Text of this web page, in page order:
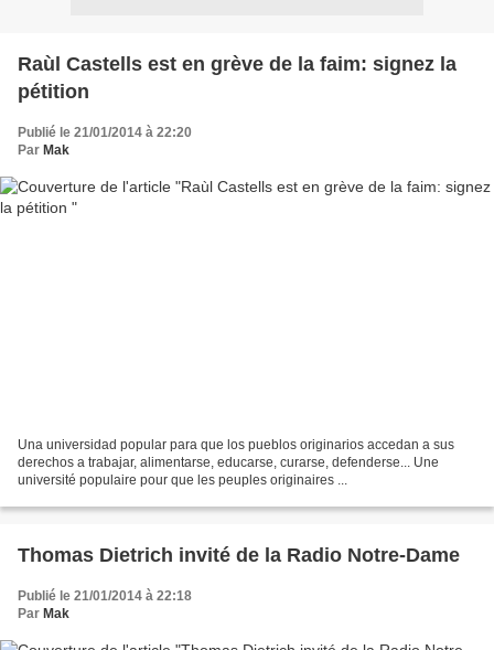
Raùl Castells est en grève de la faim: signez la
pétition
Publié le 21/01/2014 à 22:20
Par Mak
Una universidad popular para que los pueblos originarios accedan a sus
derechos a trabajar, alimentarse, educarse, curarse, defenderse... Une
université populaire pour que les peuples originaires ...
Thomas Dietrich invité de la Radio Notre-Dame
Publié le 21/01/2014 à 22:18
Par Mak